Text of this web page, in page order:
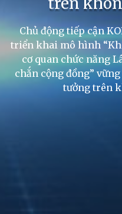
Chủ động tiếp cận
triển khai mô hình
cơ quan chức năng
chắn cộng đồng”
tưởng trên